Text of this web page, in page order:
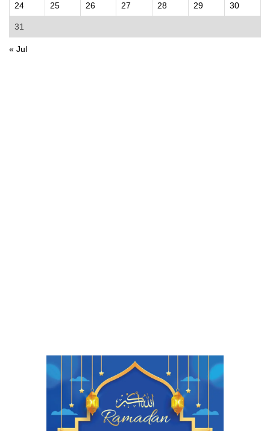
24 25 26 27 28 29 30
31
« Jul